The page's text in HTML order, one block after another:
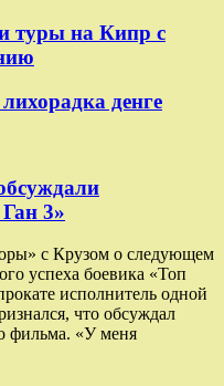
туры на Кипр с
денге
3»
с Крузом о следующем
успеха боевика «Топ
исполнитель одной
что обсуждал
фильма. «У меня